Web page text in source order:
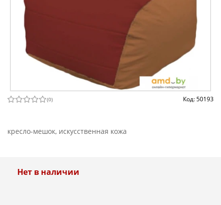
(0) Код: 50193
кресло-мешок, искусственная кожа
Нет в наличии